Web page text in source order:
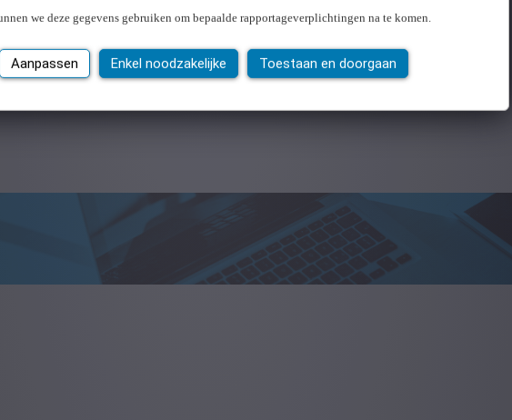
we deze gegevens gebruiken om bepaalde rapportageverplichtingen na te komen.
Aanpassen Enkel noodzakelijke Toestaan en doorgaan